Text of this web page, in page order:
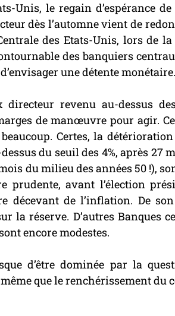
Unis, le regain d’espérance
dès l’automne vient de
des Etats-Unis, lors de
des banquiers
une détente monétaire.
revenu au-dessus
de manœuvre pour agir.
Certes, la
du seuil des 4%, après 27
du milieu des années 50 !),
prudente, avant l’élection
décevant de l’inflation. De
la réserve. D’autres Banques
encore modestes.
d’être dominée par la
que le renchérissement du